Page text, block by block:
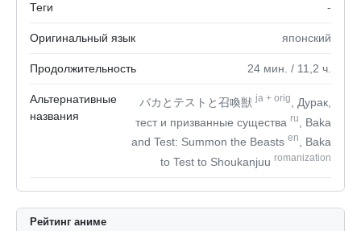
Теги -
Оригинальный язык японский
Продолжительность 24 мин. / 11,2 ч.
Альтернативные
названия
バカとテストと召喚獣ja + orig
, Дурак,
тест и призванные существа ru
, Baka
and Test: Summon the Beasts en
, Baka
to Test to Shoukanjuu romanization
Рейтинг аниме